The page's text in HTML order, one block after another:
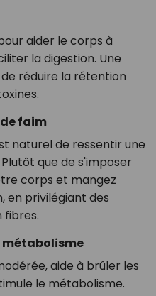
aider le corps à
la digestion. Une
réduire la rétention
faim
naturel de ressentir une
que de s'imposer
corps et mangez
en privilégiant des
fibres.
métabolisme
aide à brûler les
le métabolisme.